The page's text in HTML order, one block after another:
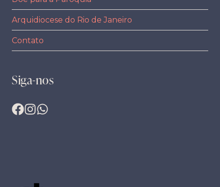
Arquidiocese do Rio de Janeiro
Contato
Siga-nos